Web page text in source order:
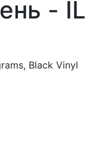
- IL
Black Vinyl